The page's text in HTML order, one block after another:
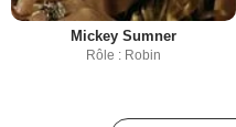
Mickey Sumner
Rôle : Robin